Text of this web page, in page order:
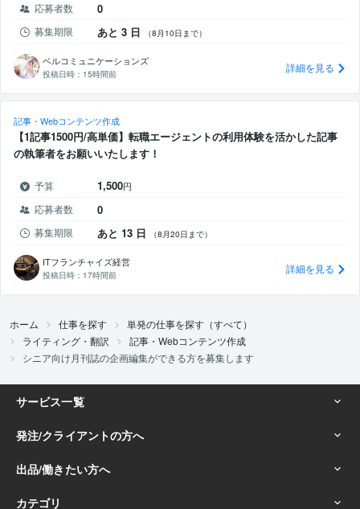
応募者数 0
募集期限 あと 3 日 （8月10日まで）
ベルコミュニケーションズ
投稿日時： 15時間前 詳細を見る
記事・Webコンテンツ作成
【1記事1500円/高単価】転職エージェントの利用体験を活かした記事
の執筆者をお願いいたします！
予算 1,500円
応募者数 0
募集期限 あと 13 日 （8月20日まで）
ITフランチャイズ経営
投稿日時： 17時間前 詳細を見る
ホーム 仕事を探す
単発の仕事を探す（すべて）
ライティング・翻訳
記事・Webコンテンツ作成
シニア向け月刊誌の企画編集ができる方を募集します